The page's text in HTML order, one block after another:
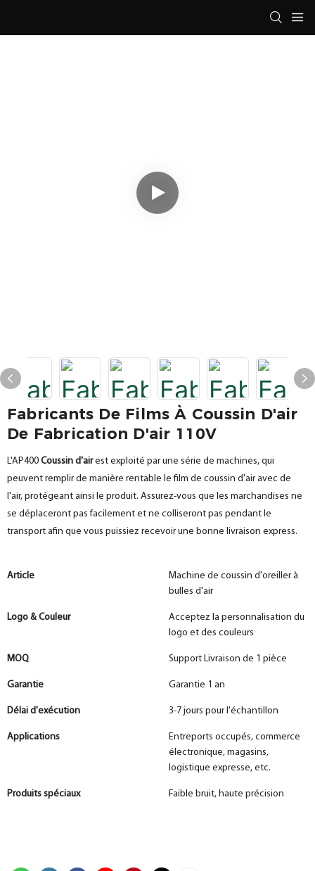
Fabricants De Films À Coussin D'air
De Fabrication D'air 110V
L'AP400 Coussin d'airest exploité par une série de machines, qui
peuvent remplir de manière rentable le film de coussin d'air avec de
l'air, protégeant ainsi le produit. Assurez-vous que les marchandises ne
se déplaceront pas facilement et ne colliseront pas pendant le
transport afin que vous puissiez recevoir une bonne livraison express.
Article
Machine de coussin d'oreiller à
bulles d'air
Logo & Couleur
Acceptez la personnalisation du
logo et des couleurs
MOQ Support Livraison de 1 pièce
Garantie Garantie 1 an
Délai d'exécution 3-7 jours pour l'échantillon
Applications
Entreports occupés, commerce
électronique, magasins,
logistique expresse, etc.
Produits spéciaux Faible bruit, haute précision